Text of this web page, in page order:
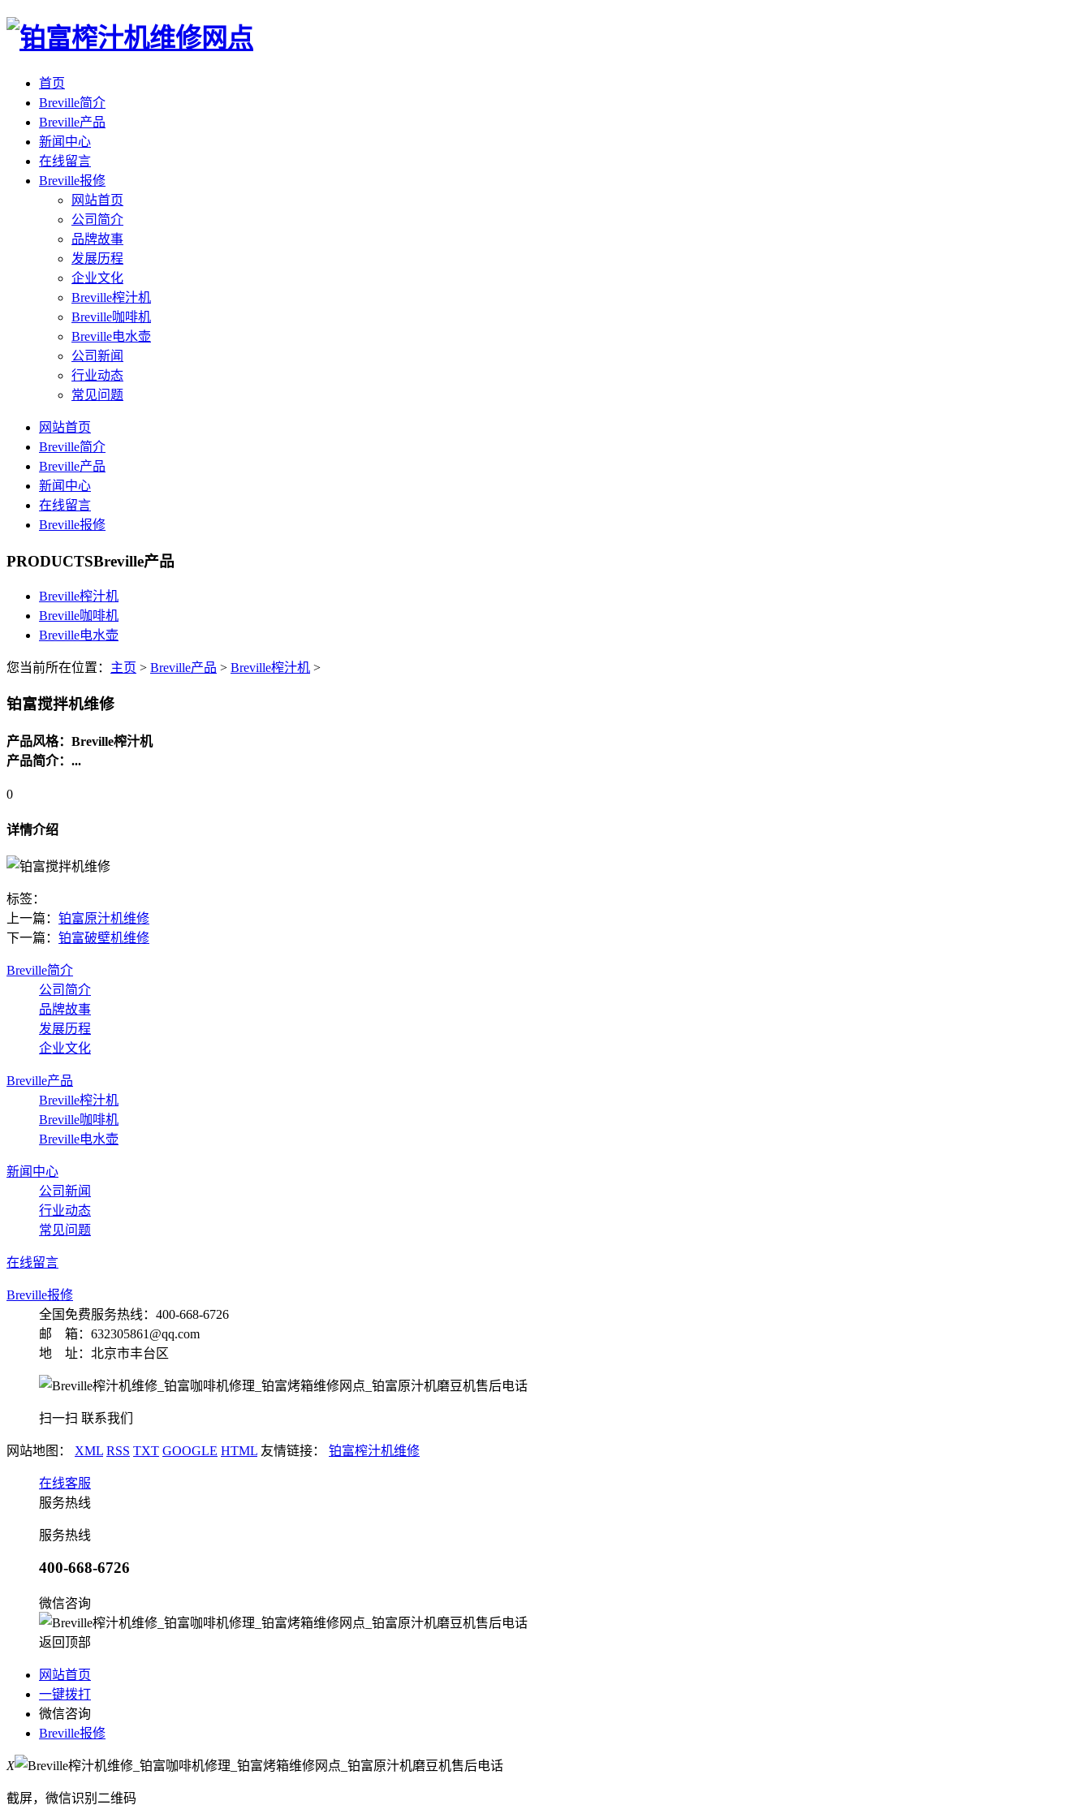
首页
Breville简介
Breville产品
新闻中心
在线留言
Breville报修
网站首页
公司简介
品牌故事
发展历程
企业文化
Breville榨汁机
Breville咖啡机
Breville电水壶
公司新闻
行业动态
常见问题
网站首页
Breville简介
Breville产品
新闻中心
在线留言
Breville报修
PRODUCTSBreville产品
Breville榨汁机
Breville咖啡机
Breville电水壶
您当前所在位置： 主页 > Breville产品 > Breville榨汁机 >
铂富搅拌机维修
产品风格：Breville榨汁机
产品简介：...
0
详情介绍
标签：
上一篇： 铂富原汁机维修
下一篇： 铂富破壁机维修
Breville简介
公司简介
品牌故事
发展历程
企业文化
Breville产品
Breville榨汁机
Breville咖啡机
Breville电水壶
新闻中心
公司新闻
行业动态
常见问题
在线留言
Breville报修
全国免费服务热线： 400-668-6726
邮 箱：632305861@qq.com
地 址：北京市丰台区
扫一扫 联系我们
网站地图： XML RSS TXT GOOGLE HTML 友情链接： 铂富榨汁机维修
在线客服
服务热线
服务热线
400-668-6726
微信咨询
返回顶部
网站首页
一键拨打
微信咨询
Breville报修
X
截屏，微信识别二维码